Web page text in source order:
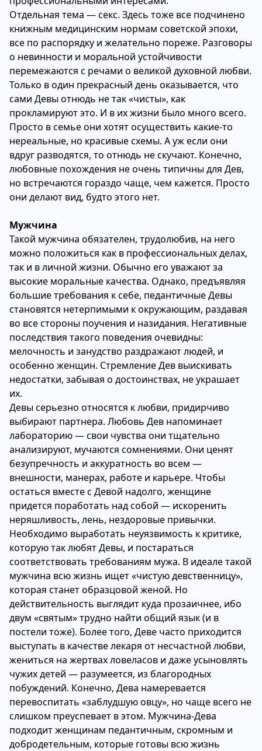
Отдельная тема — секс. Здесь тоже все подчинено
книжным медицинским нормам советской эпохи,
все по распорядку и желательно пореже. Разговоры
о невинности и моральной устойчивости
перемежаются с речами о великой духовной любви.
Только в один прекрасный день оказывается, что
сами Девы отнюдь не так «чисты», как
прокламируют это. И в их жизни было много всего.
Просто в семье они хотят осуществить какие-то
нереальные, но красивые схемы. А уж если они
вдруг разводятся, то отнюдь не скучают. Конечно,
любовные похождения не очень типичны для Дев,
но встречаются гораздо чаще, чем кажется. Просто
они делают вид, будто этого нет.
Мужчина
Такой мужчина обязателен, трудолюбив, на него
можно положиться как в профессиональных делах,
так и в личной жизни. Обычно его уважают за
высокие моральные качества. Однако, предъявляя
большие требования к себе, педантичные Девы
становятся нетерпимыми к окружающим, раздавая
во все стороны поучения и назидания. Негативные
последствия такого поведения очевидны:
мелочность и занудство раздражают людей, и
особенно женщин. Стремление Дев выискивать
недостатки, забывая о достоинствах, не украшает
их.
Девы серьезно относятся к любви, придирчиво
выбирают партнера. Любовь Дев напоминает
лабораторию — свои чувства они тщательно
анализируют, мучаются сомнениями. Они ценят
безупречность и аккуратность во всем —
внешности, манерах, работе и карьере. Чтобы
остаться вместе с Девой надолго, женщине
придется поработать над собой — искоренить
неряшливость, лень, нездоровые привычки.
Необходимо выработать неуязвимость к критике,
которую так любят Девы, и постараться
соответствовать требованиям мужа. В идеале такой
мужчина всю жизнь ищет «чистую девственницу»,
которая станет образцовой женой. Но
действительность выглядит куда прозаичнее, ибо
двум «святым» трудно найти общий язык (и в
постели тоже). Более того, Деве часто приходится
выступать в качестве лекаря от несчастной любви,
жениться на жертвах ловеласов и даже усыновлять
чужих детей — разумеется, из благородных
побуждений. Конечно, Дева намеревается
перевоспитать «заблудшую овцу», но чаще всего не
слишком преуспевает в этом. Мужчина-Дева
подходит женщинам педантичным, скромным и
добродетельным, которые готовы всю жизнь